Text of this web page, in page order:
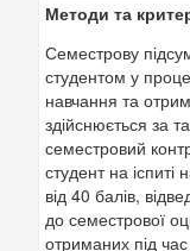
Методи та
Семестрову
студентом у
навчання та
здійснюється за
семестровий
студент на
від 40 балів,
до семестрової
отриманих під